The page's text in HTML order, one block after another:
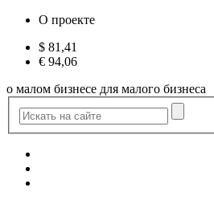
О проекте
$ 81,41
€ 94,06
о малом бизнесе для малого бизнеса